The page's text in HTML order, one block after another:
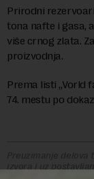
Prirodni
tona nafte i gasa,
više crnog zlata.
proizvodnja.
Prema listi „Vorld
74. mestu po
Preuzimanje delova
izvora i uz